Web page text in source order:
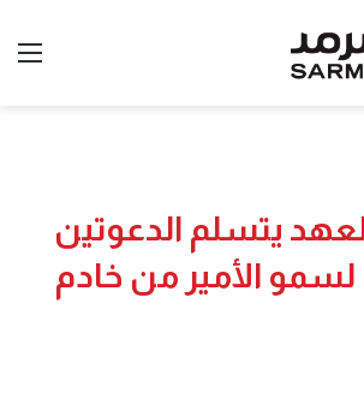
يتسلم الدعوتين
الأمير من خادم